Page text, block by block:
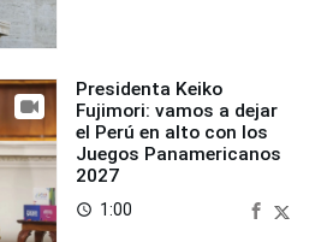
Presidenta Keiko
Fujimori: vamos a dejar
el Perú en alto con los
Juegos Panamericanos
2027
access_time 1:00